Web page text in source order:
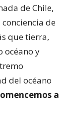
de Chile,
de
que tierra,
océano y
del océano
a